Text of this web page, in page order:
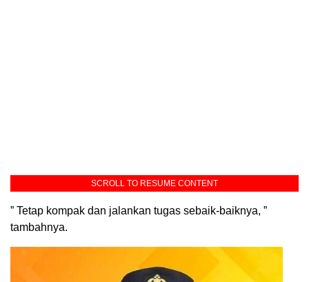
SCROLL TO RESUME CONTENT
” Tetap kompak dan jalankan tugas sebaik-baiknya, ”
tambahnya.